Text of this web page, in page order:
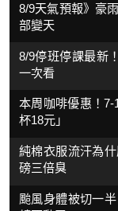
8/9天氣預報》豪
部變天
8/9停班停課最新
一次看
本周咖啡優惠！
杯18元」
純棉衣服流汗為
磅三倍臭
颱風身體被切一